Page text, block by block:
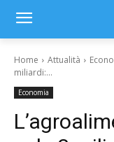
Home Attualità
miliardi:...
Economia